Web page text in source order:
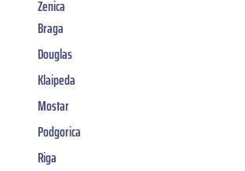
Zenica
Braga
Douglas
Klaipeda
Mostar
Podgorica
Riga